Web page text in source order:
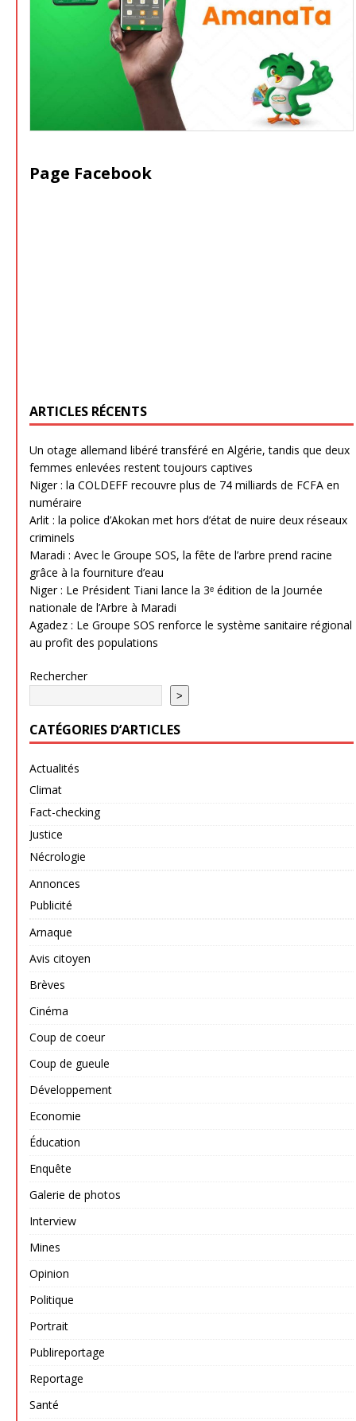
Page Facebook
ARTICLES RÉCENTS
Un otage allemand libéré transféré en Algérie, tandis que deux
femmes enlevées restent toujours captives
Niger : la COLDEFF recouvre plus de 74 milliards de FCFA en
numéraire
Arlit : la police d’Akokan met hors d’état de nuire deux réseaux
criminels
Maradi : Avec le Groupe SOS, la fête de l’arbre prend racine
grâce à la fourniture d’eau
Niger : Le Président Tiani lance la 3ᵉ édition de la Journée
nationale de l’Arbre à Maradi
Agadez : Le Groupe SOS renforce le système sanitaire régional
au profit des populations
Rechercher
>
CATÉGORIES D’ARTICLES
Actualités
Climat
Fact-checking
Justice
Nécrologie
Annonces
Publicité
Arnaque
Avis citoyen
Brèves
Cinéma
Coup de coeur
Coup de gueule
Développement
Economie
Éducation
Enquête
Galerie de photos
Interview
Mines
Opinion
Politique
Portrait
Publireportage
Reportage
Santé